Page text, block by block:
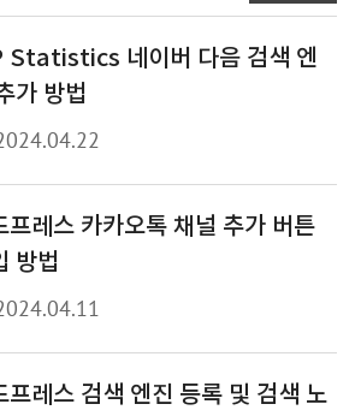
Statistics 네이버 다음 검색 엔
가 방법
프레스 카카오톡 채널 추가 버튼
방법
프레스 검색 엔진 등록 및 검색 노